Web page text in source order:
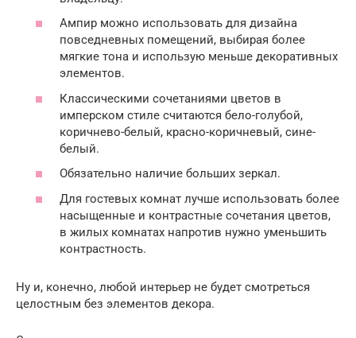
Ампир можно использовать для дизайна
повседневных помещений, выбирая более
мягкие тона и использую меньше декоративных
элементов.
Классическими сочетаниями цветов в
имперском стиле считаются бело-голубой,
коричнево-белый, красно-коричневый, сине-
белый.
Обязательно наличие больших зеркал.
Для гостевых комнат лучше использовать более
насыщенные и контрастные сочетания цветов,
в жилых комнатах напротив нужно уменьшить
контрастность.
Ну и, конечно, любой интерьер не будет смотреться
целостным без элементов декора.